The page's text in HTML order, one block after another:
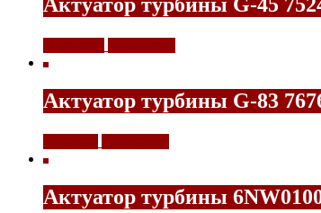
Актуатор турбины G-83
Актуатор турбины